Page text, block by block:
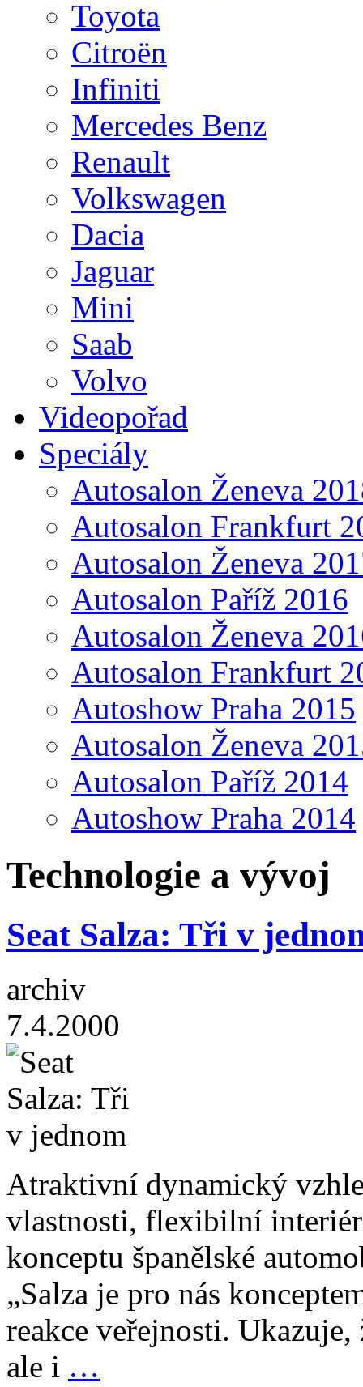
Toyota
Citroën
Infiniti
Mercedes Benz
Renault
Volkswagen
Dacia
Jaguar
Mini
Saab
Volvo
Videopořad
Speciály
Autosalon Ženeva
Autosalon Frankfurt
Autosalon Ženeva
Autosalon Paříž 2016
Autosalon Ženeva
Autosalon Frankfurt
Autoshow Praha 2015
Autosalon Ženeva
Autosalon Paříž 2014
Autoshow Praha 2014
Technologie a vývoj
Seat Salza: Tři v
archiv
7.4.2000
Atraktivní dynamický
vlastnosti, flexibilní
konceptu španělské
„Salza je pro nás
reakce veřejnosti. Ukazuje,
ale i …